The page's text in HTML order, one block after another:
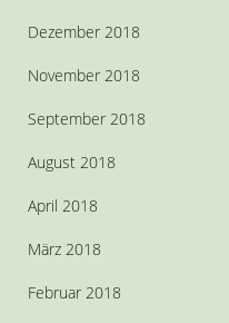
Dezember 2018
November 2018
September 2018
August 2018
April 2018
März 2018
Februar 2018